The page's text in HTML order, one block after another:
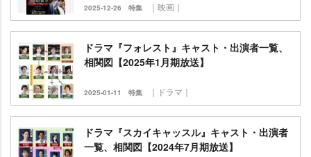
2025-12-26 特集 ｜映画｜
ドラマ『フォレスト』キャスト・出演者一覧、
相関図【2025年1月期放送】
2025-01-11 特集 ｜ドラマ｜
ドラマ『スカイキャッスル』キャスト・出演者
一覧、相関図【2024年7月期放送】